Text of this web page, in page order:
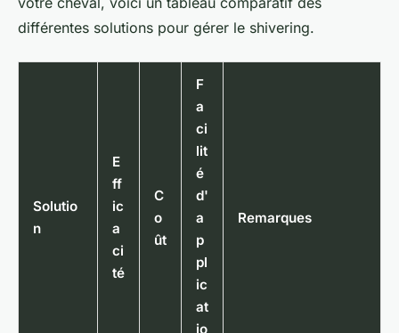
différentes solutions pour gérer le shivering.
Solutio
n
E
ff
ic
a
ci
té
C
o
ût
F
a
ci
lit
é
d'
a
p
pl
ic
at
io
Remarques